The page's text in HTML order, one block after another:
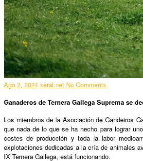
Ago 2, 2024 xeral.net No Comments
Ganaderos de Ternera Gallega Suprema se
Los miembros de la Asociación de Gandeiros
que nada de lo que se ha hecho para lograr
costes de producción y toda la labor
explotaciones dedicadas a la cría de animales
IX Ternera Gallega, está funcionando.